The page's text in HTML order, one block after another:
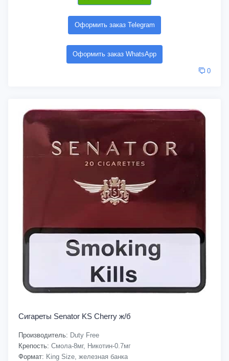
Оформить заказ Telegram
Оформить заказ WhatsApp
0
Сигареты Senator KS Cherry ж/б
Производитель: Duty Free
Крепость: Смола-8мг, Никотин-0.7мг
Формат: King Size, железная банка